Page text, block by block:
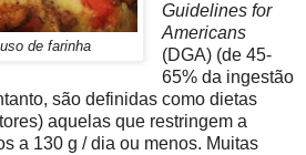
de farinha
Guidelines for
Americans
(DGA) (de 45-
65% da ingestão
são definidas como dietas
aquelas que restringem a
a 130 g / dia ou menos. Muitas